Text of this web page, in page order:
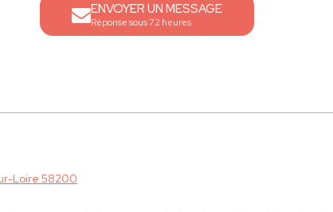
ENVOYER UN MESSAGE
Réponse sous 72 heures
Loire 58200